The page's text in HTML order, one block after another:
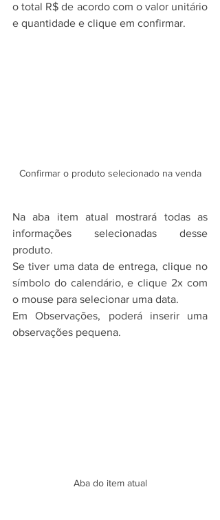
o total R$ de acordo com o valor unitário
e quantidade e clique em confirmar.
Confirmar o produto selecionado na venda
Na aba item atual mostrará todas as
informações selecionadas desse
produto.
Se tiver uma data de entrega, clique no
símbolo do calendário, e clique 2x com
o mouse para selecionar uma data.
Em Observações, poderá inserir uma
observações pequena.
Aba do item atual